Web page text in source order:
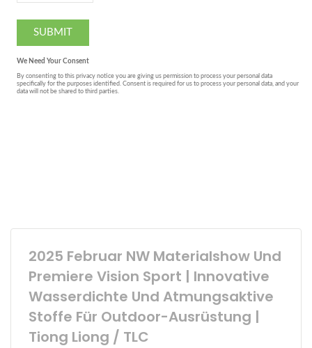
2025 Februar NW Materialshow Und
Premiere Vision Sport | Innovative
Wasserdichte Und Atmungsaktive
Stoffe Für Outdoor-Ausrüstung |
Tiong Liong / TLC